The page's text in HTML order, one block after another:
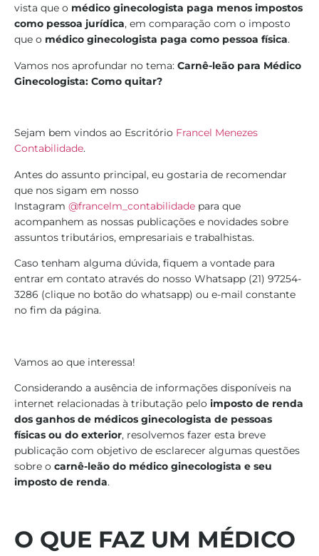
vista que o médico ginecologista paga menos impostos
como pessoa jurídica, em comparação com o imposto
que o médico ginecologista paga como pessoa física.
Vamos nos aprofundar no tema: Carnê-leão para Médico
Ginecologista: Como quitar?
Sejam bem vindos ao Escritório Francel Menezes
Contabilidade.
Antes do assunto principal, eu gostaria de recomendar
que nos sigam em nosso
Instagram @francelm_contabilidade para que
acompanhem as nossas publicações e novidades sobre
assuntos tributários, empresariais e trabalhistas.
Caso tenham alguma dúvida, fiquem a vontade para
entrar em contato através do nosso Whatsapp (21) 97254-
3286 (clique no botão do whatsapp) ou e-mail constante
no fim da página.
Vamos ao que interessa!
Considerando a ausência de informações disponíveis na
internet relacionadas à tributação pelo imposto de renda
dos ganhos de médicos ginecologista de pessoas
físicas ou do exterior, resolvemos fazer esta breve
publicação com objetivo de esclarecer algumas questões
sobre o carnê-leão do médico ginecologista e seu
imposto de renda.
O QUE FAZ UM MÉDICO